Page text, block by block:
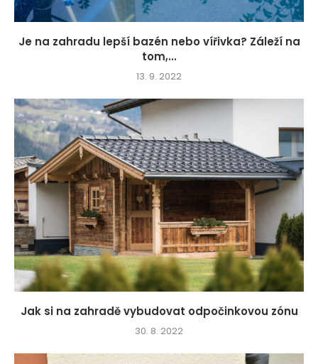
Je na zahradu lepší bazén nebo vířivka? Záleží na
tom,...
13. 9. 2022
Jak si na zahradě vybudovat odpočinkovou zónu
30. 8. 2022